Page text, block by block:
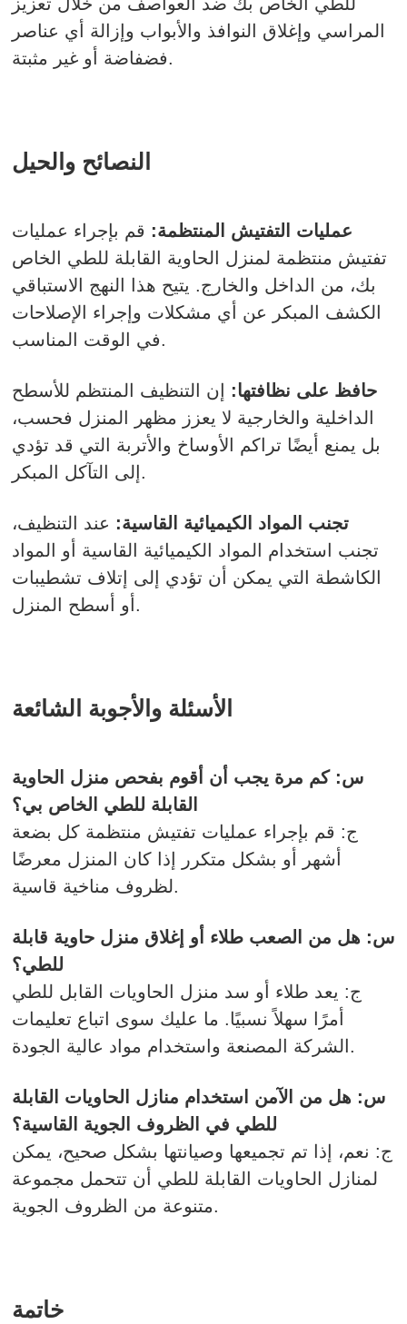
للطي الخاص بك ضد العواصف من خلال تعزيز
المراسي وإغلاق النوافذ والأبواب وإزالة أي عناصر
فضفاضة أو غير مثبتة.
النصائح والحيل
عمليات التفتيش المنتظمة: قم بإجراء عمليات
تفتيش منتظمة لمنزل الحاوية القابلة للطي الخاص
بك، من الداخل والخارج. يتيح هذا النهج الاستباقي
الكشف المبكر عن أي مشكلات وإجراء الإصلاحات
في الوقت المناسب.
حافظ على نظافتها: إن التنظيف المنتظم للأسطح
الداخلية والخارجية لا يعزز مظهر المنزل فحسب،
بل يمنع أيضًا تراكم الأوساخ والأتربة التي قد تؤدي
إلى التآكل المبكر.
تجنب المواد الكيميائية القاسية: عند التنظيف،
تجنب استخدام المواد الكيميائية القاسية أو المواد
الكاشطة التي يمكن أن تؤدي إلى إتلاف تشطيبات
أو أسطح المنزل.
الأسئلة والأجوبة الشائعة
س: كم مرة يجب أن أقوم بفحص منزل الحاوية
القابلة للطي الخاص بي؟
ج: قم بإجراء عمليات تفتيش منتظمة كل بضعة
أشهر أو بشكل متكرر إذا كان المنزل معرضًا
لظروف مناخية قاسية.
س: هل من الصعب طلاء أو إغلاق منزل حاوية قابلة
للطي؟
ج: يعد طلاء أو سد منزل الحاويات القابل للطي
أمرًا سهلاً نسبيًا. ما عليك سوى اتباع تعليمات
الشركة المصنعة واستخدام مواد عالية الجودة.
س: هل من الآمن استخدام منازل الحاويات القابلة
للطي في الظروف الجوية القاسية؟
ج: نعم، إذا تم تجميعها وصيانتها بشكل صحيح، يمكن
لمنازل الحاويات القابلة للطي أن تتحمل مجموعة
متنوعة من الظروف الجوية.
خاتمة